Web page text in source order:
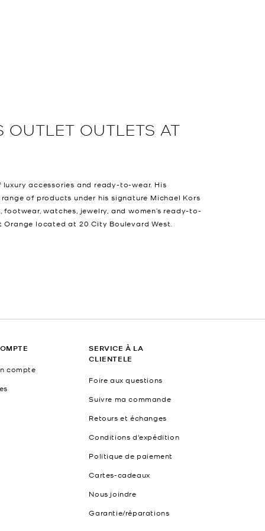
OUTLET OUTLETS AT
accessories and ready-to-wear. His
of products under his signature Michael Kors
watches, jewelry, and women’s ready-to-
located at 20 City Boulevard West.
compte
SERVICE À LA
CLIENTELE
Foire aux questions
Suivre ma commande
Retours et échanges
Conditions d'expédition
Politique de paiement
Cartes-cadeaux
Nous joindre
Garantie/réparations